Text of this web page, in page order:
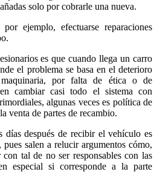
solo por cobrarle una nueva.
ejemplo, efectuarse reparaciones
es que cuando llega un carro
el problema se basa en el deterioro
por falta de ética o de
cambiar casi todo el sistema con
algunas veces es política de
venta de partes de recambio.
días después de recibir el vehículo es
salen a relucir argumentos cómo,
tal de no ser responsables con las
especial si corresponde a la parte